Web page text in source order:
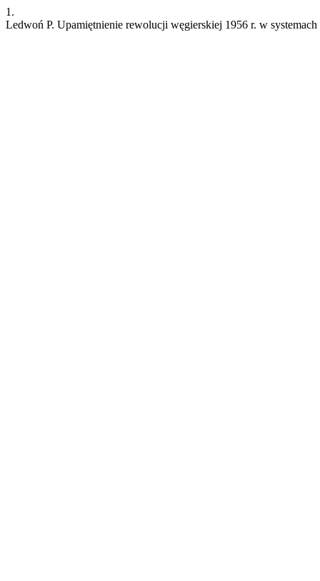
1.
Ledwoń P. Upamiętnienie rewolucji węgierskiej 1956 r. w